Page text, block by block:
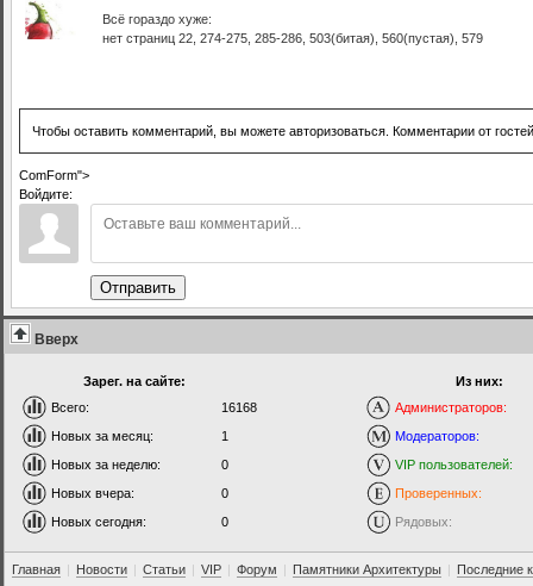
Всё гораздо хуже:
нет страниц 22, 274-275, 285-286, 503(битая), 560(пустая), 579
Чтобы оставить комментарий, вы можете авторизоваться. Комментарии от
ComForm">
Войдите:
Отправить
Вверх
Зарег. на сайте:
Всего:
16168
Новых за месяц:
1
Новых за неделю:
0
Новых вчера:
0
Новых сегодня:
0
Из них:
Администраторов:
Модераторов:
VIP пользователей:
Проверенных:
Рядовых:
Главная | Новости | Статьи | VIP | Форум | Памятники Архитектуры | Последние